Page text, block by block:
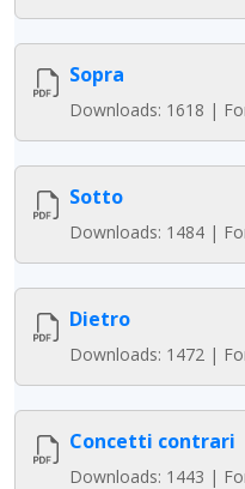
Sopra
Downloads: 1618 |
Sotto
Downloads: 1484 |
Dietro
Downloads: 1472 |
Concetti contrari
Downloads: 1443 |